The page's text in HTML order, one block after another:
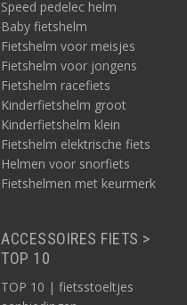
Speed pedelec helm
Baby fietshelm
Fietshelm voor meisjes
Fietshelm voor jongens
Fietshelm racefiets
Kinderfietshelm groot
Kinderfietshelm klein
Fietshelm elektrische fiets
Helmen voor snorfiets
Fietshelmen met keurmerk
ACCESSOIRES FIETS >
TOP 10
TOP 10 | fietsstoeltjes